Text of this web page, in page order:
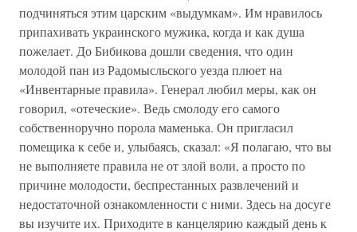
подчиняться этим царским «выдумкам». Им нравилось
припахивать украинского мужика, когда и как душа
пожелает. До Бибикова дошли сведения, что один
молодой пан из Радомысльского уезда плюет на
«Инвентарные правила». Генерал любил меры, как он
говорил, «отеческие». Ведь смолоду его самого
собственноручно порола маменька. Он пригласил
помещика к себе и, улыбаясь, сказал: «Я полагаю, что вы
не выполняете правила не от злой воли, а просто по
причине молодости, беспрестанных развлечений и
недостаточной ознакомленности с ними. Здесь на досуге
вы изучите их. Приходите в канцелярию каждый день к